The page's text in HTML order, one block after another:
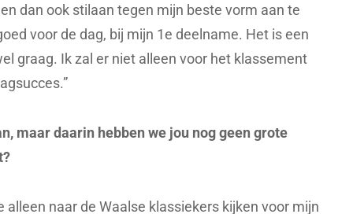
dan ook stilaan tegen mijn beste vorm aan te
voor de dag, bij mijn 1e deelname. Het is een
graag. Ik zal er niet alleen voor het klassement
maar daarin hebben we jou nog geen grote
alleen naar de Waalse klassiekers kijken voor mijn